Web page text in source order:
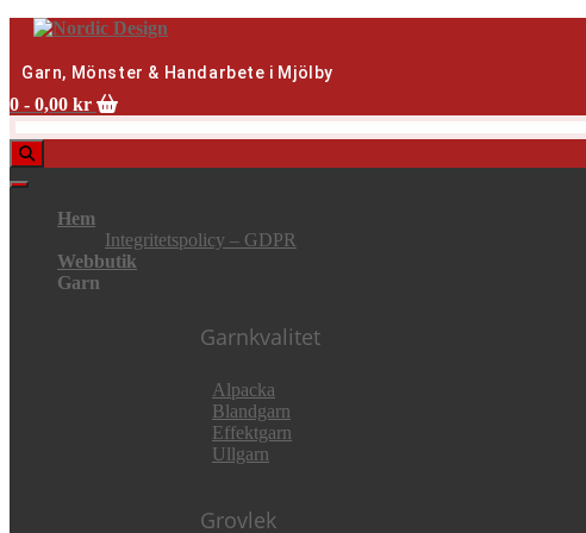
Skip
content
Garn, Mönster & Handarbete i Mjölby
0 - 0,00 kr
Hem
Integritetspolicy – GDPR
Webbutik
Garn
Garnkvalitet
Alpacka
Blandgarn
Effektgarn
Ullgarn
Grovlek